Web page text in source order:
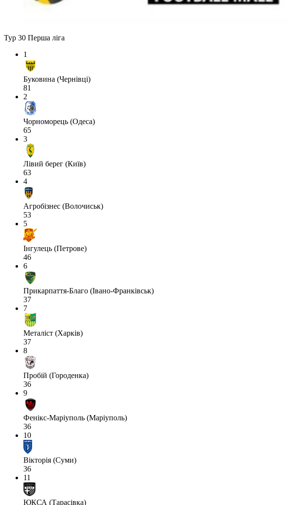
Тур 30 Перша ліга
1
Буковина (Чернівці)
81
2
Чорноморець (Одеса)
65
3
Лівий берег (Київ)
63
4
Агробізнес (Волочиськ)
53
5
Інгулець (Петрове)
46
6
Прикарпаття-Благо (Івано-Франківськ)
37
7
Металіст (Харків)
37
8
Пробій (Городенка)
36
9
Фенікс-Маріуполь (Маріуполь)
36
10
Вікторія (Суми)
36
11
ЮКСА (Тарасівка)